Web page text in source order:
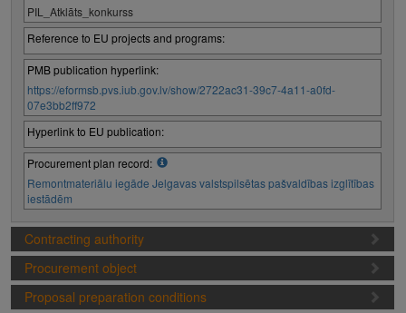
PIL_Atklāts_konkurss
Reference to EU projects and programs:
PMB publication hyperlink:
https://eformsb.pvs.iub.gov.lv/show/2722ac31-39c7-4a11-a0fd-
07e3bb2ff972
Hyperlink to EU publication:
Procurement plan record:
Remontmateriālu iegāde Jelgavas valstspilsētas pašvaldības izglītības
iestādēm
Contracting authority
Procurement object
Proposal preparation conditions